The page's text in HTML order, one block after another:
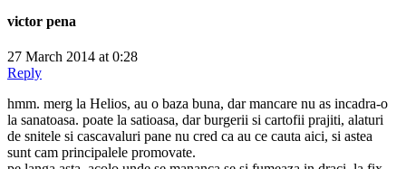
victor pena
27 March 2014 at 0:28
Reply
hmm. merg la Helios, au o baza buna, dar mancare nu as incadra-o
la sanatoasa. poate la satioasa, dar burgerii si cartofii prajiti, alaturi
de snitele si cascavaluri pane nu cred ca au ce cauta aici, si astea
sunt cam principalele promovate.